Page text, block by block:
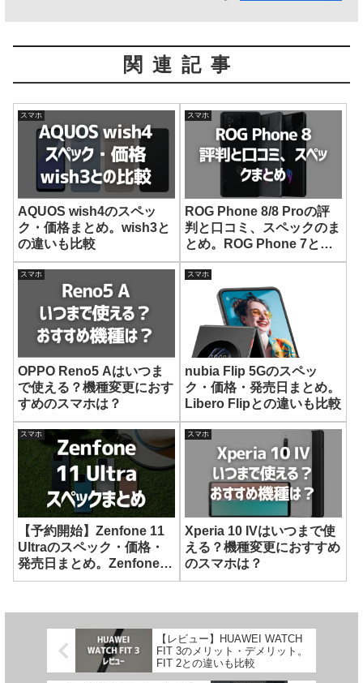
関連記事
スマホ
AQUOS wish4のスペッ
ク・価格まとめ。wish3と
の違いも比較
スマホ
ROG Phone 8/8 Proの評
判と口コミ、スペックのま
とめ。ROG Phone 7との
違いも比較
スマホ
OPPO Reno5 Aはいつま
で使える？機種変更におす
すめのスマホは？
スマホ
nubia Flip 5Gのスペッ
ク・価格・発売日まとめ。
Libero Flipとの違いも比較
スマホ
【予約開始】Zenfone 11
Ultraのスペック・価格・
発売日まとめ。Zenfone
10との違いも比較
スマホ
Xperia 10 IVはいつまで使
える？機種変更におすすめ
のスマホは？
【レビュー】HUAWEI WATCH
FIT 3のメリット・デメリット。
FIT 2との違いも比較